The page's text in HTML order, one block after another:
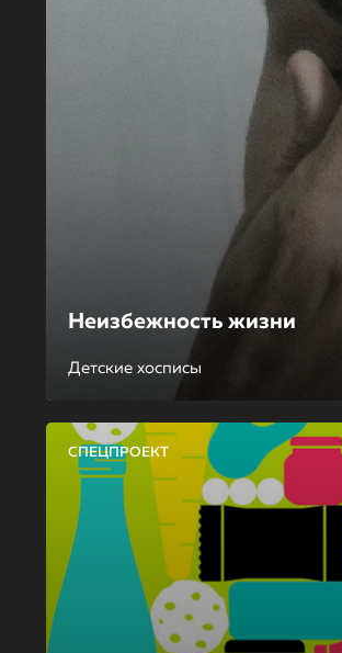
Неизбежность жизни
Детские хосписы
СПЕЦПРОЕКТ